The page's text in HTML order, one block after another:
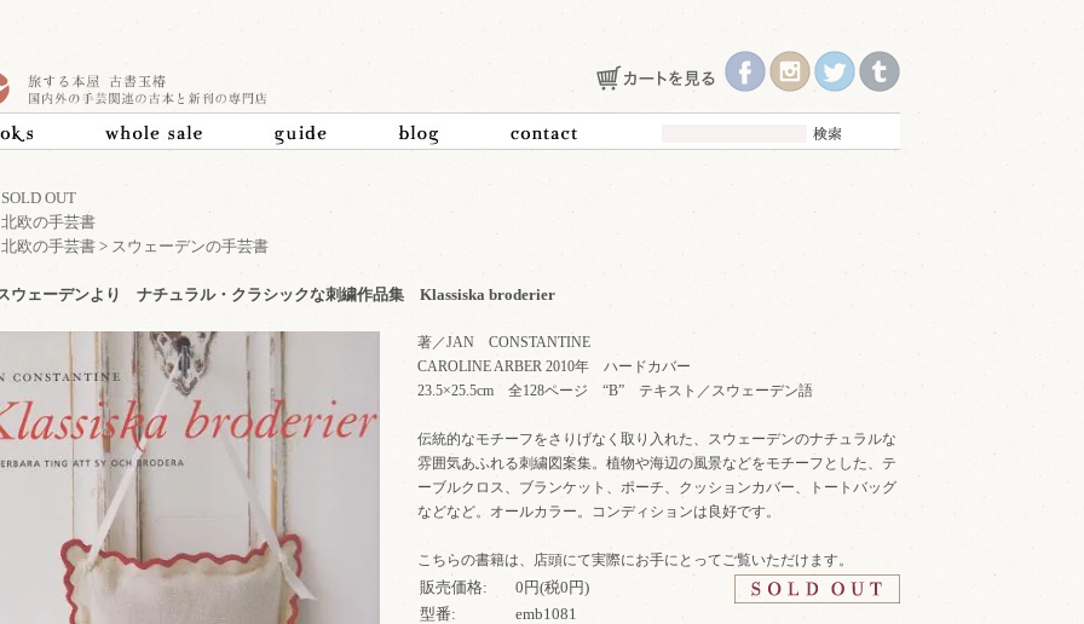
SOLD OUT
北欧の手芸書
北欧の手芸書 > スウェーデンの手芸書
ウェーデンより ナチュラル・クラシックな刺繍作品集 Klassiska broderier
著／JAN CONSTANTINE
CAROLINE ARBER 2010年 ハードカバー
23.5×25.5cm 全128ページ “B” テキスト／スウェーデン語
伝統的なモチーフをさりげなく取り入れた、スウェーデンのナチュラルな
雰囲気あふれる刺繍図案集。植物や海辺の風景などをモチーフとした、テ
ーブルクロス、ブランケット、ポーチ、クッションカバー、トートバッグ
などなど。オールカラー。コンディションは良好です。
こちらの書籍は、店頭にて実際にお手にとってご覧いただけます。
販売価格:
0円(税0円)
型番:
emb1081